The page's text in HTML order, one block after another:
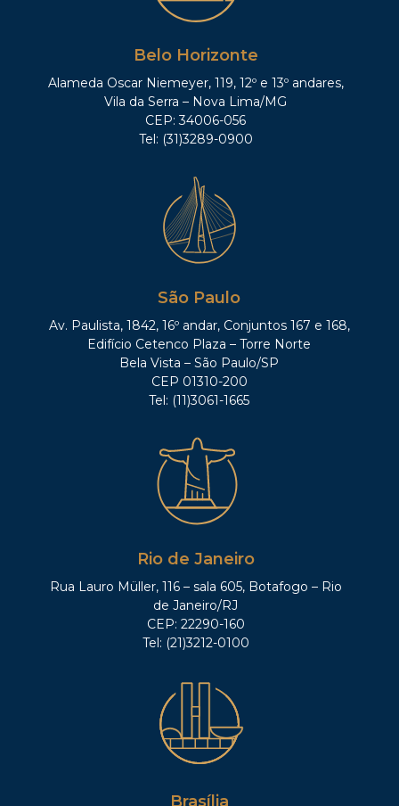
Belo Horizonte
Alameda Oscar Niemeyer, 119, 12º e 13º andares,
Vila da Serra – Nova Lima/MG
CEP: 34006-056
Tel: (31)3289-0900
São Paulo
Av. Paulista, 1842, 16º andar, Conjuntos 167 e 168,
Edifício Cetenco Plaza – Torre Norte
Bela Vista – São Paulo/SP
CEP 01310-200
Tel: (11)3061-1665
Rio de Janeiro
Rua Lauro Müller, 116 – sala 605, Botafogo – Rio
de Janeiro/RJ
CEP: 22290-160
Tel: (21)3212-0100
Brasília